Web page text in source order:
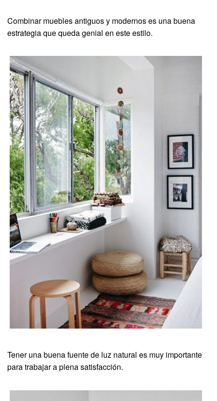
Combinar muebles antiguos y modernos es una buena
estrategia que queda genial en este estilo.
Tener una buena fuente de luz natural es muy importante
para trabajar a plena satisfacción.